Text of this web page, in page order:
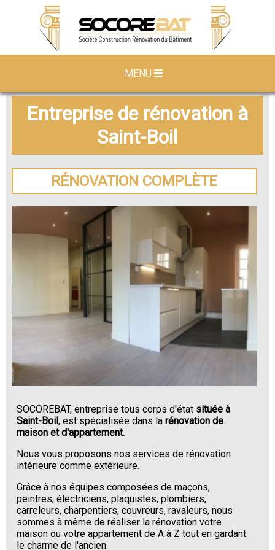
MENU
Entreprise de rénovation à
Saint-Boil
RÉNOVATION COMPLÈTE
SOCOREBAT, entreprise tous corps d'état située à
Saint-Boil, est spécialisée dans larénovation de
maison et d'appartement.
Nous vous proposons nos services de rénovation
intérieure comme extérieure.
Grâce à nos équipes composées de maçons,
peintres, électriciens, plaquistes, plombiers,
carreleurs, charpentiers, couvreurs, ravaleurs, nous
sommes à même de réaliser la rénovation votre
maison ou votre appartement de A à Z tout en gardant
le charme de l'ancien.